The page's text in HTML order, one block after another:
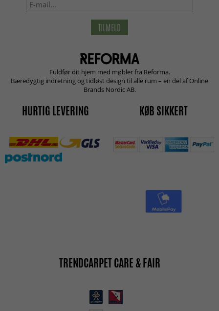
TILMELD
Fuldfør dit hjem med møbler fra Reforma.
Bæredygtig indretning og tidløst design til alle rum – en del af Online
Brands Nordic AB.
HURTIG LEVERING KØB SIKKERT
TRENDCARPET CARE & FAIR